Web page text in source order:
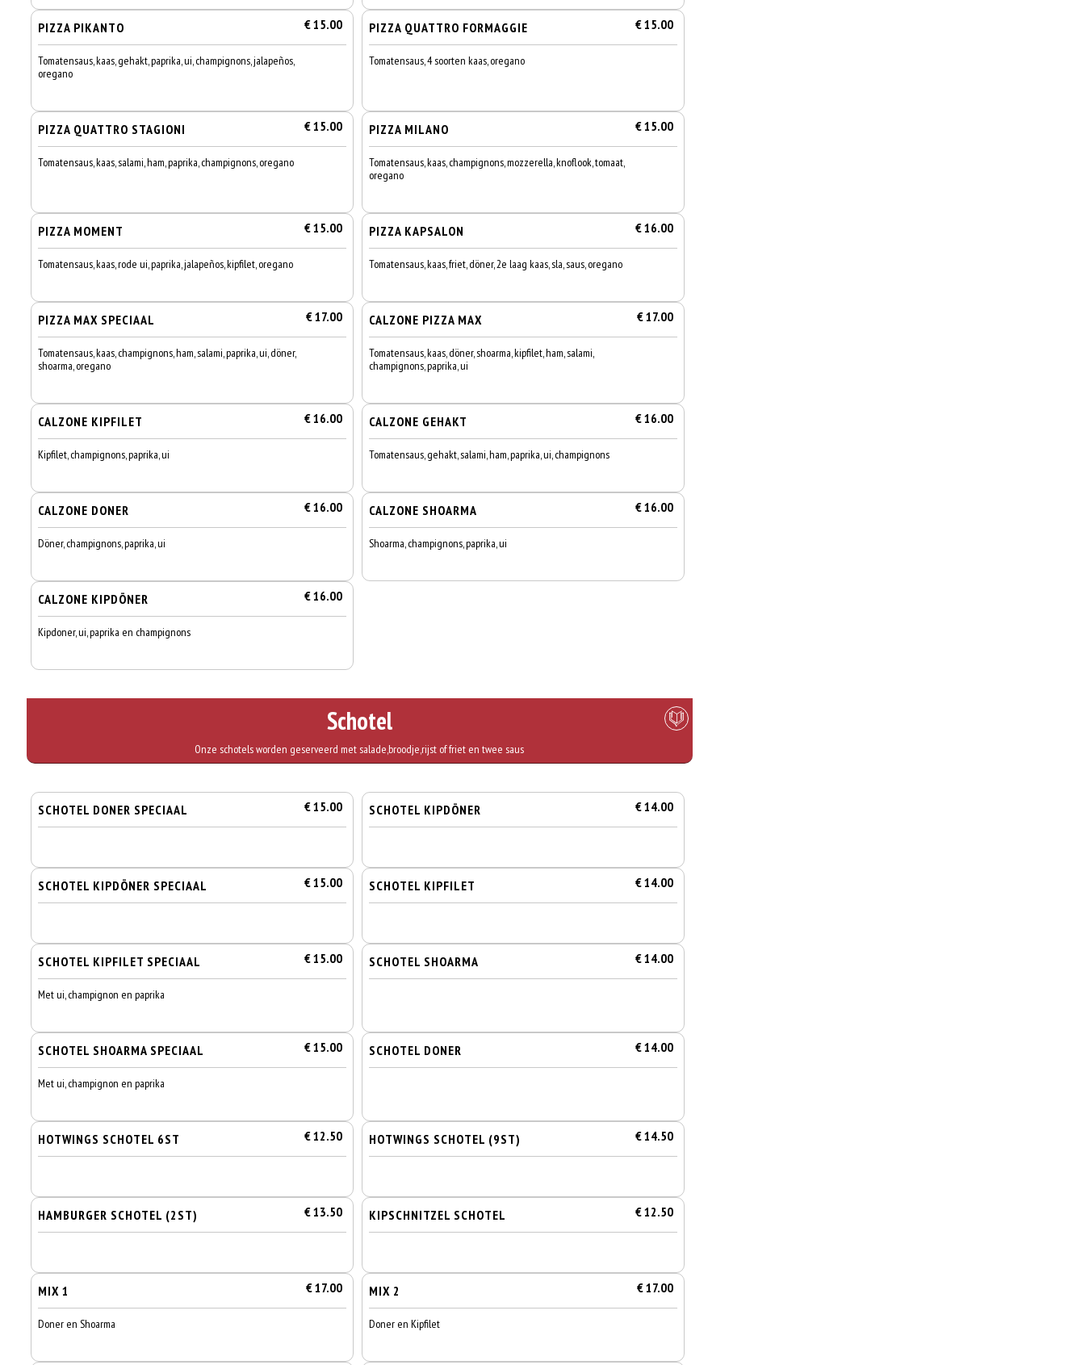
PIZZA PIKANTO € 15.00
Tomatensaus, kaas, gehakt, paprika, ui, champignons, jalapeños,
oregano
PIZZA QUATTRO FORMAGGIE € 15.00
Tomatensaus, 4 soorten kaas, oregano
PIZZA QUATTRO STAGIONI € 15.00
Tomatensaus, kaas, salami, ham, paprika, champignons, oregano
PIZZA MILANO € 15.00
Tomatensaus, kaas, champignons, mozzerella, knoflook, tomaat,
oregano
PIZZA MOMENT € 15.00
Tomatensaus, kaas, rode ui, paprika, jalapeños, kipfilet, oregano
PIZZA KAPSALON € 16.00
Tomatensaus, kaas, friet, döner, 2e laag kaas, sla, saus, oregano
PIZZA MAX SPECIAAL € 17.00
Tomatensaus, kaas, champignons, ham, salami, paprika, ui, döner,
shoarma, oregano
CALZONE PIZZA MAX € 17.00
Tomatensaus, kaas, döner, shoarma, kipfilet, ham, salami,
champignons, paprika, ui
CALZONE KIPFILET € 16.00
Kipfilet, champignons, paprika, ui
CALZONE GEHAKT € 16.00
Tomatensaus, gehakt, salami, ham, paprika, ui, champignons
CALZONE DONER € 16.00
Döner, champignons, paprika, ui
CALZONE SHOARMA € 16.00
Shoarma, champignons, paprika, ui
CALZONE KIPDÖNER € 16.00
Kipdoner, ui, paprika en champignons
Schotel
Onze schotels worden geserveerd met salade,broodje,rijst of friet en twee saus
SCHOTEL DONER SPECIAAL € 15.00 SCHOTEL KIPDÖNER € 14.00
SCHOTEL KIPDÖNER SPECIAAL € 15.00 SCHOTEL KIPFILET € 14.00
SCHOTEL KIPFILET SPECIAAL € 15.00
Met ui, champignon en paprika
SCHOTEL SHOARMA € 14.00
SCHOTEL SHOARMA SPECIAAL € 15.00
Met ui, champignon en paprika
SCHOTEL DONER € 14.00
HOTWINGS SCHOTEL 6ST € 12.50 HOTWINGS SCHOTEL (9ST) € 14.50
HAMBURGER SCHOTEL (2ST) € 13.50 KIPSCHNITZEL SCHOTEL € 12.50
MIX 1 € 17.00
Doner en Shoarma
MIX 2 € 17.00
Doner en Kipfilet